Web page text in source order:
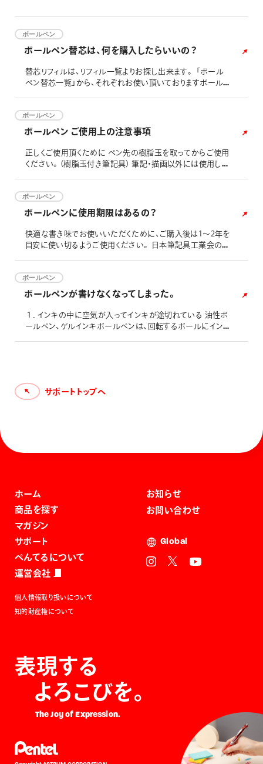
ボールペン
ボールペン替芯は、何を購入したらいいの？
替芯リフィルは、リフィル一覧よりお探し出来ます。 「ボール
ペン替芯一覧」から、それぞれお使い頂いておりますボール
ボールペン
ボールペン ご使用上の注意事項
正しくご使用頂くために ペン先の樹脂玉を取ってからご使用
ください。（樹脂玉付き筆記具） 筆記・描画以外には使用しな
すとインキ吹き出しの原因となります。 携帯、保管時は必ず
ペン先を収納してください。（ノック式） ご使用後は必ずカチ
ッと音がするまでキャップをしめてください。（キャップ式
ボールペン
ボールペンに使用期限はあるの？
快適な書き味でお使いいただくために、ご購入後は1～2年を
目安に使い切るようご使用ください。 日本筆記具工業会の
ボールペン
ボールペンが書けなくなってしまった。
１．インキの中に空気が入ってインキが途切れている 油性ボ
ールペン、ゲルインキボールペンは、回転するボールにイン
りませんが、例えば手に持った手帳に筆記したときや壁にか
けたカレンダーに書き
サポートトップへ
ホーム
商品を探す
マガジン
サポート
ぺんてるについて
運営会社
お知らせ
お問い合わせ
Global
個人情報取り扱いについて
知的財産権について
表現する
よろこびを。
The Joy of Expression.